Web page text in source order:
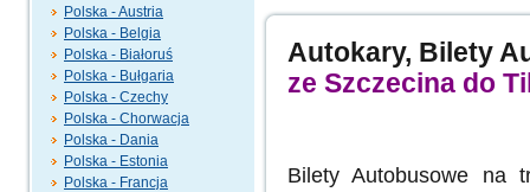
Polska - Austria
Polska - Belgia
Polska - Białoruś
Polska - Bułgaria
Polska - Czechy
Polska - Chorwacja
Polska - Dania
Polska - Estonia
Polska - Francja
Autokary, Bilety
ze Szczecina do
Bilety Autobusowe na